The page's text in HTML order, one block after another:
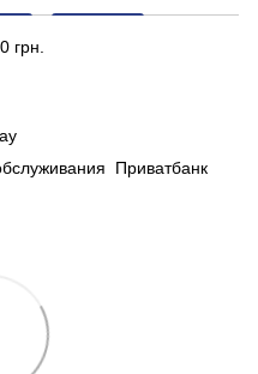
грн.
Приватбанк